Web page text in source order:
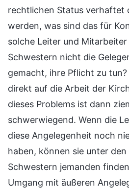
rechtlichen Status verhaftet
werden, was sind das für
solche Leiter und
Schwestern nicht die
gemacht, ihre Pflicht zu
direkt auf die Arbeit der
dieses Problems ist dann
schwerwiegend. Wenn die
diese Angelegenheit noch
haben, können sie unter
Schwestern jemanden
Umgang mit äußeren